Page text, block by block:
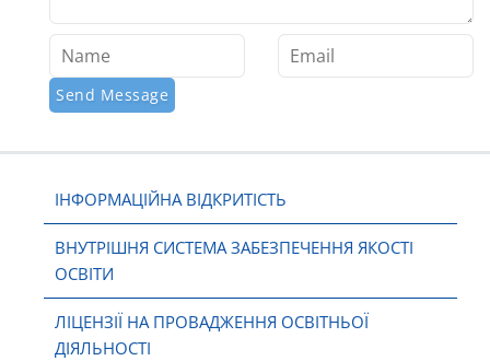
ІНФОРМАЦІЙНА ВІДКРИТІСТЬ
ВНУТРІШНЯ СИСТЕМА ЗАБЕЗПЕЧЕННЯ ЯКОСТІ
ОСВІТИ
ЛІЦЕНЗІЇ НА ПРОВАДЖЕННЯ ОСВІТНЬОЇ
ДІЯЛЬНОСТІ